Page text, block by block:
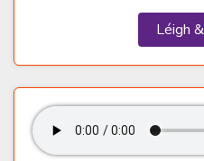
Léigh